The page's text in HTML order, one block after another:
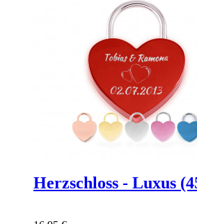
Herzschloss - Luxus